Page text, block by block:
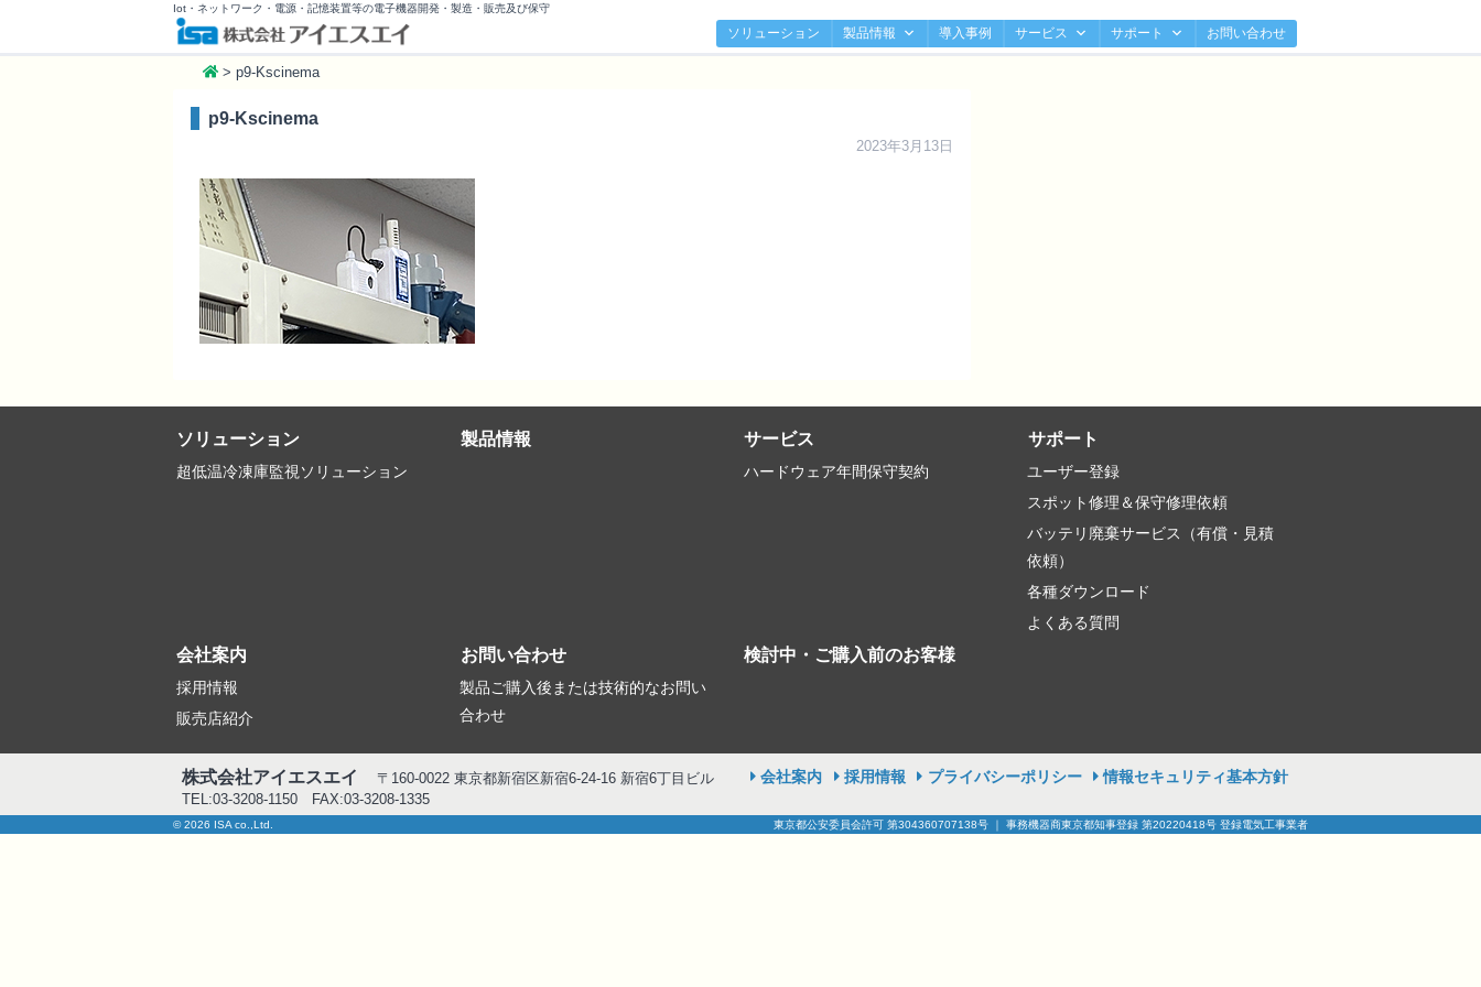
Iot・ネットワーク・電源・記憶装置等の電子機器開発・製造・販売及び保守
ソリューション 製品情報 導入事例 サービス サポート お問い合わせ
> p9-Kscinema
p9-Kscinema
2023年3月13日
ソリューション
超低温冷凍庫監視ソリューション
製品情報 サービス
ハードウェア年間保守契約
サポート
ユーザー登録
スポット修理＆保守修理依頼
バッテリ廃棄サービス（有償・見積
依頼）
各種ダウンロード
よくある質問
会社案内
採用情報
販売店紹介
お問い合わせ
製品ご購入後または技術的なお問い
合わせ
検討中・ご購入前のお客様
会社案内 採用情報 プライバシーポリシー 情報セキュリティ基本方針
株式会社アイエスエイ
〒160-0022 東京都新宿区新宿6-24-16 新宿6丁目ビル
TEL:03-3208-1150 FAX:03-3208-1335
© 2026 ISA co.,Ltd. 東京都公安委員会許可 第304360707138号 ｜ 事務機器商東京都知事登録 第20220418号 登録電気工事業者